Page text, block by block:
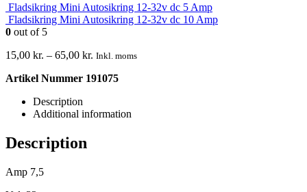
Fladsikring Mini Autosikring 12-32v dc 5 Amp
Fladsikring Mini Autosikring 12-32v dc 10 Amp
0 out of 5
15,00 kr. – 65,00 kr. Inkl. moms
Artikel Nummer 191075
Description
Additional information
Description
Amp 7,5